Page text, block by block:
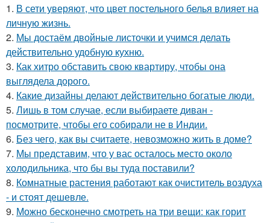
1. В сети уверяют, что цвет постельного белья влияет на
личную жизнь.
2. Мы достаём двойные листочки и учимся делать
действительно удобную кухню.
3. Как хитро обставить свою квартиру, чтобы она
выглядела дорого.
4. Какие дизайны делают действительно богатые люди.
5. Лишь в том случае, если выбираете диван -
посмотрите, чтобы его собирали не в Индии.
6. Без чего, как вы считаете, невозможно жить в доме?
7. Мы представим, что у вас осталось место около
холодильника, что бы вы туда поставили?
8. Комнатные растения работают как очиститель воздуха
- и стоят дешевле.
9. Можно бесконечно смотреть на три вещи: как горит